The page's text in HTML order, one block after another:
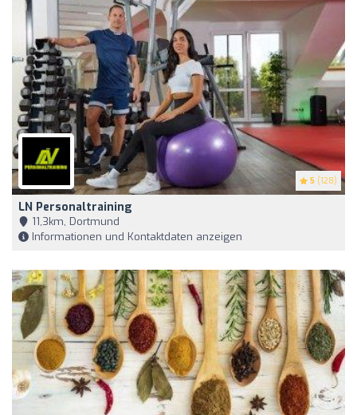
5 (128)
LN Personaltraining
11,3km, Dortmund
Informationen und Kontaktdaten anzeigen